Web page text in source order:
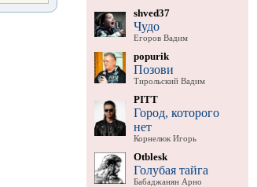
shved37
Чудо
Егоров Вадим
popurik
Позови
Тирольский Вадим
PITT
Город, которого
нет
Корнелюк Игорь
Otblesk
Голубая тайга
Бабаджанян Арно